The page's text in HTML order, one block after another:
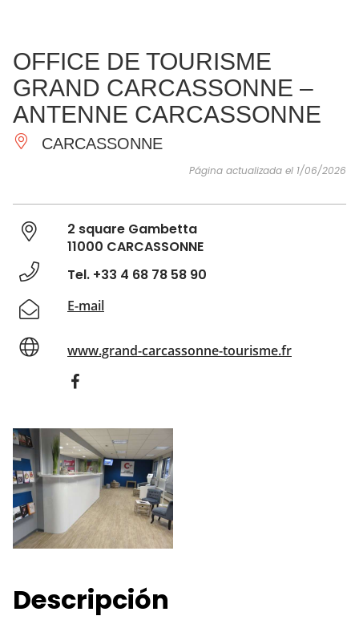
IMPRESCINDIBLES
HACER
INSPIRACIONES
OFFICE DE TOURISME
GRAND CARCASSONNE –
ANTENNE CARCASSONNE
CARCASSONNE
Página actualizada el 1/06/2026
2 square Gambetta
11000 CARCASSONNE
Tel. +33 4 68 78 58 90
E-mail
www.grand-carcassonne-tourisme.fr
Descripción